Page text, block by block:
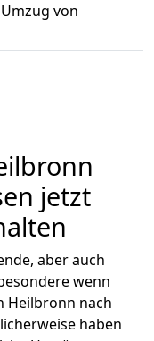
Umzug von
jetzt
aber auch
wenn
Heilbronn nach
haben